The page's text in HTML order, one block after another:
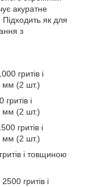
акуратне
Підходить як для
з
гритів і
(2 шт.)
і
(2 шт.)
гритів і
(2 шт.)
і товщиною
гритів і